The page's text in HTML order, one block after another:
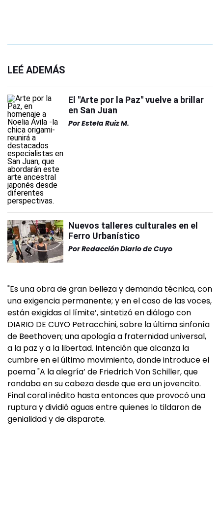
LEÉ ADEMÁS
El "Arte por la Paz" vuelve a brillar
en San Juan
PorEstela Ruiz M.
Nuevos talleres culturales en el
Ferro Urbanístico
PorRedacción Diario de Cuyo
"Es una obra de gran belleza y demanda técnica, con
una exigencia permanente; y en el caso de las voces,
están exigidas al límite’, sintetizó en diálogo con
DIARIO DE CUYO Petracchini, sobre la última sinfonía
de Beethoven; una apología a fraternidad universal,
a la paz y a la libertad. Intención que alcanza la
cumbre en el último movimiento, donde introduce el
poema "A la alegría’ de Friedrich Von Schiller, que
rondaba en su cabeza desde que era un jovencito.
Final coral inédito hasta entonces que provocó una
ruptura y dividió aguas entre quienes lo tildaron de
genialidad y de disparate.